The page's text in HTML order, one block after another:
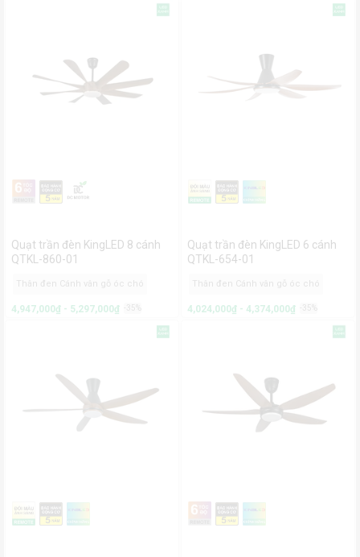
Quạt trần đèn KingLED 8 cánh
QTKL-860-01
Thân đen Cánh vân gỗ óc chó
4,947,000₫ - 5,297,000₫ -35%
Quạt trần đèn KingLED 6 cánh
QTKL-654-01
Thân đen Cánh vân gỗ óc chó
4,024,000₫ - 4,374,000₫ -35%